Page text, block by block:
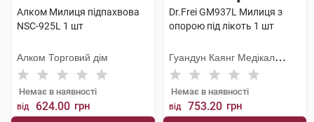
Алком Милиця підпахвова
NSC-925L 1 шт
Алком Торговий дім
Немає в наявності
від 624.00 грн
Dr.Frei GM937L Милиця з
опорою під лікоть 1 шт
Гуандун Каянг Медікал
Технолоджі
Немає в наявності
від 753.20 грн